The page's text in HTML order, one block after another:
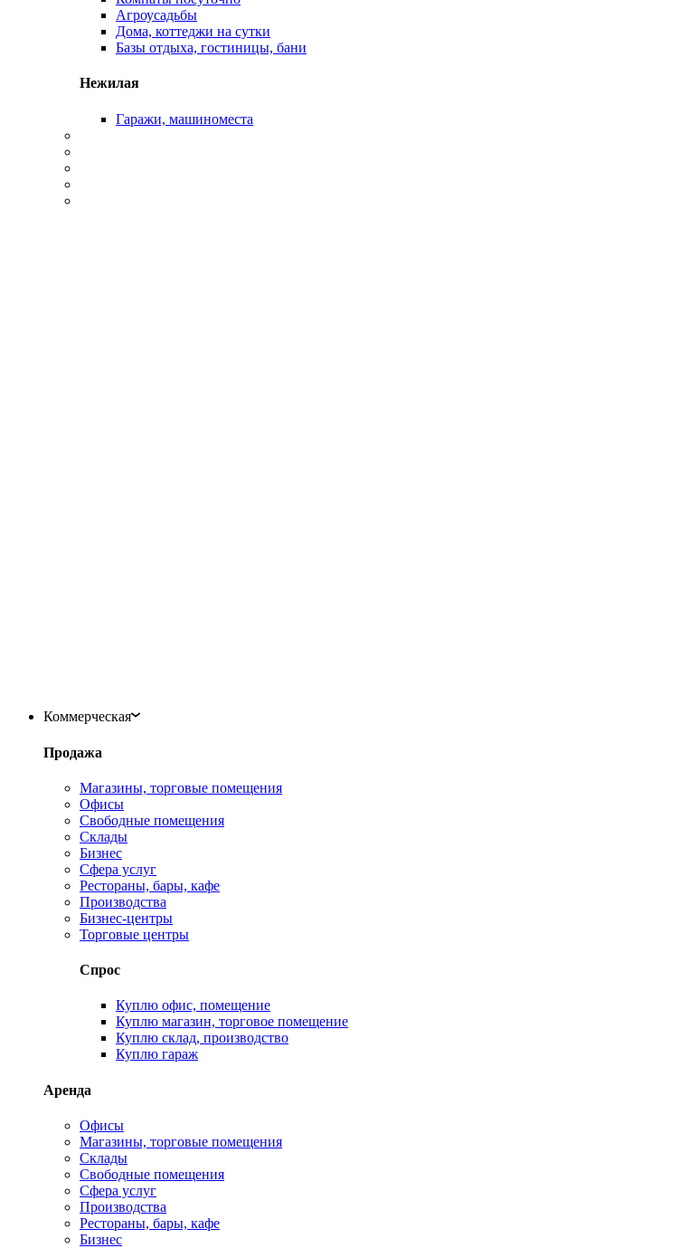
Агроусадьбы
Дома, коттеджи на сутки
Базы отдыха, гостиницы, бани
Нежилая
Гаражи, машиноместа
Коммерческая
Продажа
Магазины, торговые помещения
Офисы
Свободные помещения
Склады
Бизнес
Сфера услуг
Рестораны, бары, кафе
Производства
Бизнес-центры
Торговые центры
Спрос
Куплю офис, помещение
Куплю магазин, торговое помещение
Куплю склад, производство
Куплю гараж
Аренда
Офисы
Магазины, торговые помещения
Склады
Свободные помещения
Сфера услуг
Производства
Рестораны, бары, кафе
Бизнес